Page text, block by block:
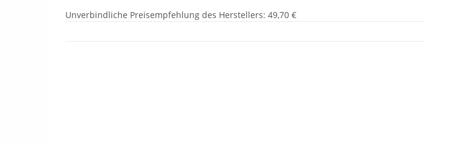
Unverbindliche Preisempfehlung des Herstellers: 49,70 €